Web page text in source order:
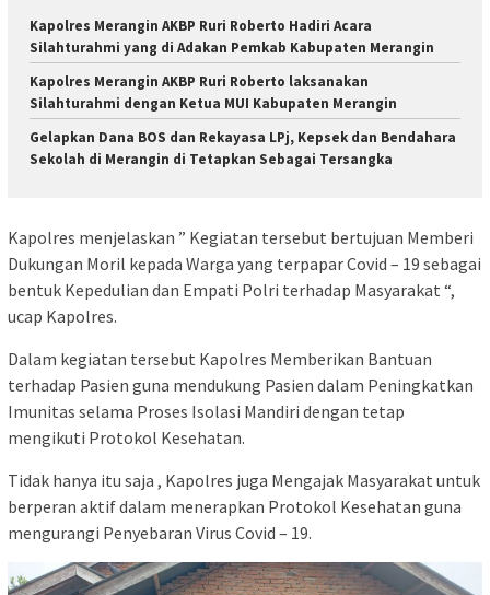
Kapolres Merangin AKBP Ruri Roberto Hadiri Acara
Silahturahmi yang di Adakan Pemkab Kabupaten Merangin
Kapolres Merangin AKBP Ruri Roberto laksanakan
Silahturahmi dengan Ketua MUI Kabupaten Merangin
Gelapkan Dana BOS dan Rekayasa LPj, Kepsek dan Bendahara
Sekolah di Merangin di Tetapkan Sebagai Tersangka
Kapolres menjelaskan ” Kegiatan tersebut bertujuan Memberi
Dukungan Moril kepada Warga yang terpapar Covid – 19 sebagai
bentuk Kepedulian dan Empati Polri terhadap Masyarakat “,
ucap Kapolres.
Dalam kegiatan tersebut Kapolres Memberikan Bantuan
terhadap Pasien guna mendukung Pasien dalam Peningkatkan
Imunitas selama Proses Isolasi Mandiri dengan tetap
mengikuti Protokol Kesehatan.
Tidak hanya itu saja , Kapolres juga Mengajak Masyarakat untuk
berperan aktif dalam menerapkan Protokol Kesehatan guna
mengurangi Penyebaran Virus Covid – 19.